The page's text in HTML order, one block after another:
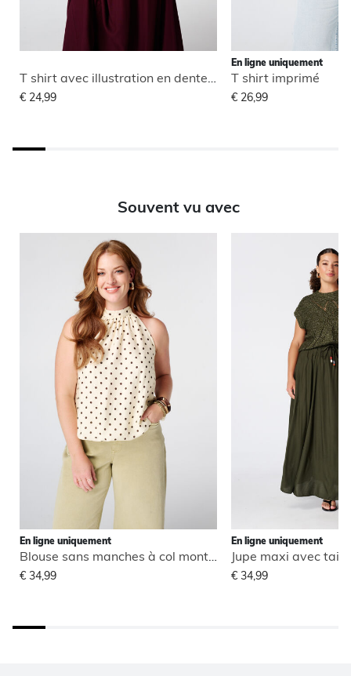
€ 24,99
En ligne uniquement
T shirt imprimé
€ 26,99
Souvent vu avec
En ligne uniquement
Blouse sans manches à col montant
€ 34,99
En ligne uniquement
Jupe maxi avec
€ 34,99